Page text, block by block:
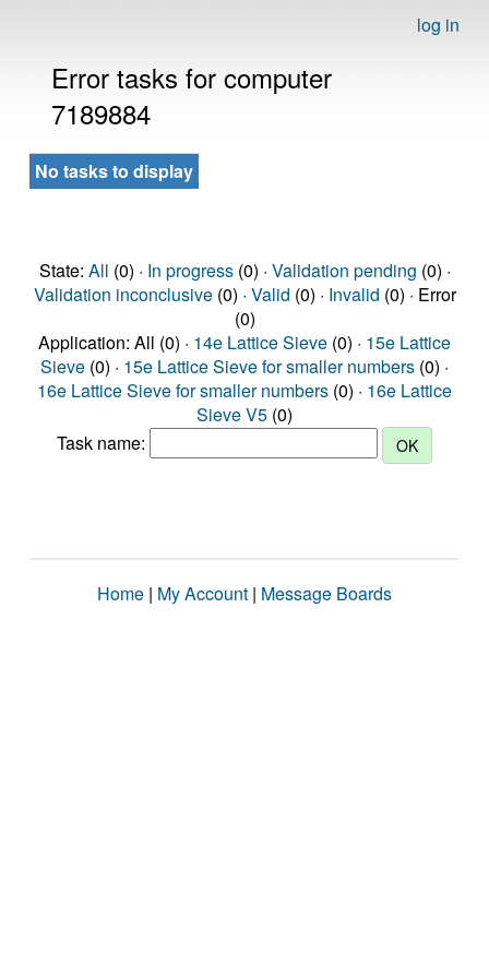
log in
Error tasks for computer
7189884
No tasks to display
State: All (0) · In progress(0) · Validation pending (0) ·
Validation inconclusive(0) · Valid (0) · Invalid (0) · Error
(0)
Application: All (0) · 14e Lattice Sieve (0) · 15e Lattice
Sieve (0) · 15e Lattice Sieve for smaller numbers (0) ·
16e Lattice Sieve for smaller numbers (0) · 16e Lattice
Sieve V5 (0)
Task name:
Home | My Account | Message Boards